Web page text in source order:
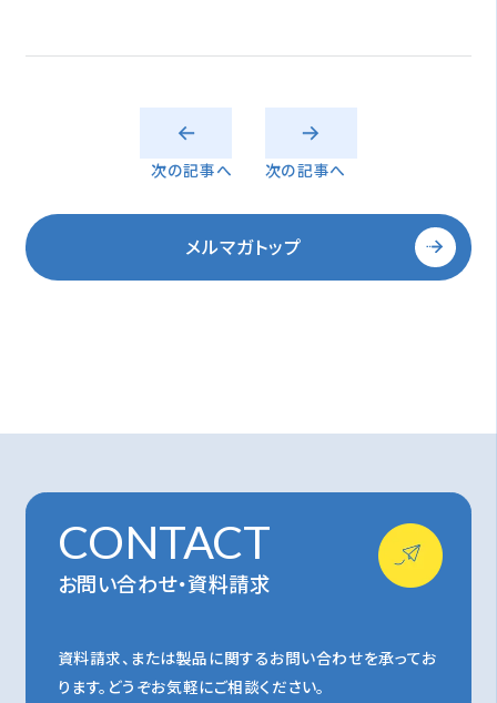
次の記事へ 次の記事へ
メルマガトップ
CONTACT
お問い合わせ・資料請求
資料請求、または製品に関するお問い合わせを承ってお
ります。 どうぞお気軽にご相談ください。